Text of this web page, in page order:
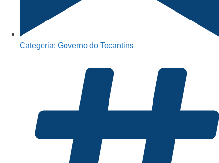
Categoria: Governo do Tocantins